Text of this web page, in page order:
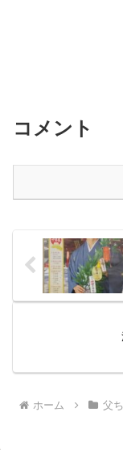
コメント
ホーム 父